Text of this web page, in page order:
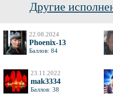
Другие
22.08.2024
Phoenix-13
Баллов: 84
23.11.2022
mak3334
Баллов: 38